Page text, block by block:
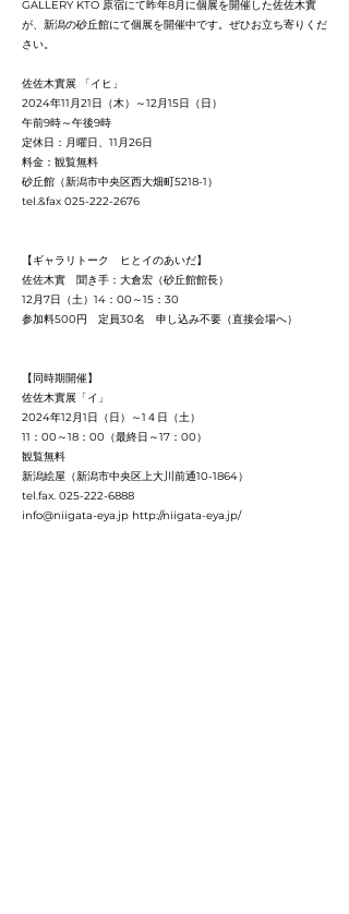
GALLERY KTO 原宿にて昨年8月に個展を開催した佐佐木實
が、新潟の砂丘館にて個展を開催中です。ぜひお立ち寄りくだ
さい。
佐佐木實展 「イヒ」
2024年11月21日（木）～12月15日（日）
午前9時～午後9時
定休日：月曜日、11月26日
料金：観覧無料
砂丘館（新潟市中央区西大畑町5218-1）
tel.&fax 025-222-2676
【ギャラリトーク ヒとイのあいだ】
佐佐木實 聞き手：大倉宏（砂丘館館長）
12月7日（土）14：00～15：30
参加料500円 定員30名 申し込み不要（直接会場へ）
【同時期開催】
佐佐木實展「イ」
2024年12月1日（日）～1４日（土）
11：00～18：00（最終日～17：00）
観覧無料
新潟絵屋（新潟市中央区上大川前通10-1864）
tel.fax. 025-222-6888
info@niigata-eya.jp http://niigata-eya.jp/